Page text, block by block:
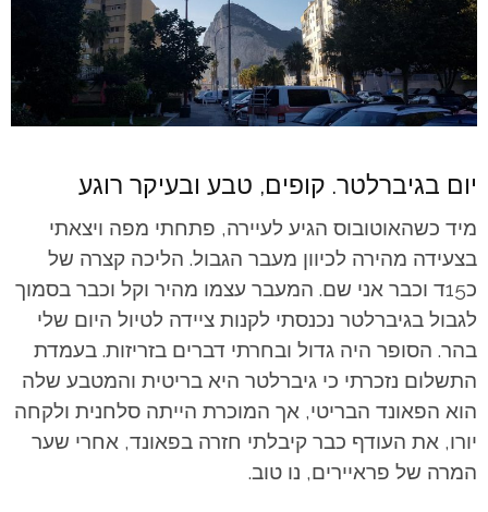
יום בגיברלטר. קופים, טבע ובעיקר רוגע
מיד כשהאוטובוס הגיע לעיירה, פתחתי מפה ויצאתי
בצעידה מהירה לכיוון מעבר הגבול. הליכה קצרה של
כ15ד וכבר אני שם. המעבר עצמו מהיר וקל וכבר בסמוך
לגבול בגיברלטר נכנסתי לקנות ציידה לטיול היום שלי
בהר. הסופר היה גדול ובחרתי דברים בזריזות. בעמדת
התשלום נזכרתי כי גיברלטר היא בריטית והמטבע שלה
הוא הפאונד הבריטי, אך המוכרת הייתה סלחנית ולקחה
יורו, את העודף כבר קיבלתי חזרה בפאונד, אחרי שער
המרה של פראיירים, נו טוב.